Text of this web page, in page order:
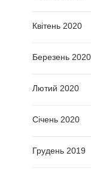
Квітень 2020
Березень 2020
Лютий 2020
Січень 2020
Грудень 2019